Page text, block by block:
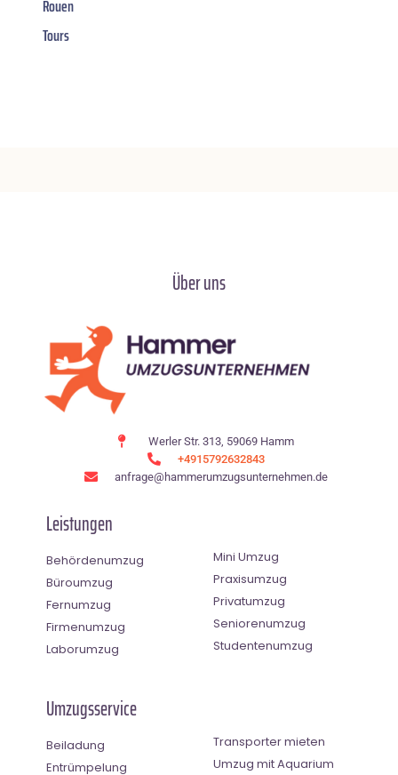
Rouen
Tours
Über uns
Werler Str. 313, 59069 Hamm
+4915792632843
anfrage@hammerumzugsunternehmen.de
Leistungen
Behördenumzug
Büroumzug
Fernumzug
Firmenumzug
Laborumzug
Mini Umzug
Praxisumzug
Privatumzug
Seniorenumzug
Studentenumzug
Umzugsservice
Beiladung
Entrümpelung
Transporter mieten
Umzug mit Aquarium